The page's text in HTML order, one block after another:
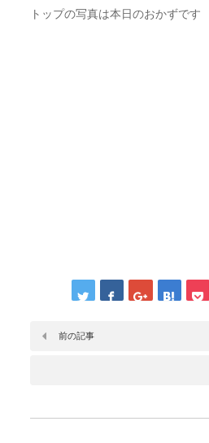
トップの写真は本日のおかずです
前の記事